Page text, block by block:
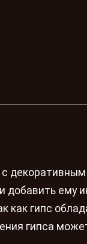
с
добавить ему
как гипс
гипса